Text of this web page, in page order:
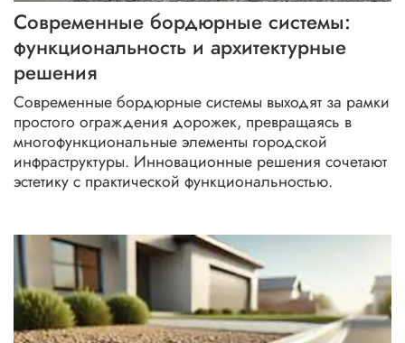
трещины на плитке
уход за плиткой зимой
плитка для ступеней
ступени
замена плитки своими руками
установка бордюра
весенние работы
плитка вокруг колодца
облицовка фасада зимой
современное мощение
бетонные ограждения
тротуарная плитка перед весной
водостоки наземные
реагенты для плитки
затирка плитки
Современные бордюрные системы:
функциональность и архитектурные
решения
Современные бордюрные системы выходят за рамки
простого ограждения дорожек, превращаясь в
многофункциональные элементы городской
инфраструктуры. Инновационные решения сочетают
эстетику с практической функциональностью.